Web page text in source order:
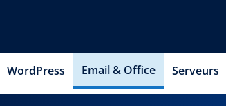
WordPress Email & Office Serveurs